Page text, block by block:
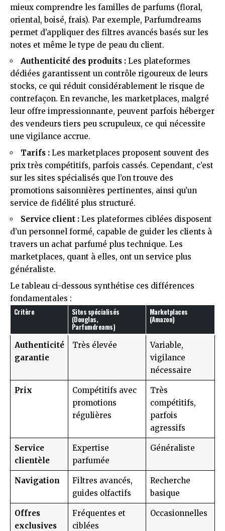
mieux comprendre les familles de parfums (floral,
oriental, boisé, frais). Par exemple, Parfumdreams
permet d’appliquer des filtres avancés basés sur les
notes et même le type de peau du client.
Authenticité des produits : Les plateformes
dédiées garantissent un contrôle rigoureux de leurs
stocks, ce qui réduit considérablement le risque de
contrefaçon. En revanche, les marketplaces, malgré
leur offre impressionnante, peuvent parfois héberger
des vendeurs tiers peu scrupuleux, ce qui nécessite
une vigilance accrue.
Tarifs : Les marketplaces proposent souvent des
prix très compétitifs, parfois cassés. Cependant, c’est
sur les sites spécialisés que l’on trouve des
promotions saisonnières pertinentes, ainsi qu’un
service de fidélité plus structuré.
Service client : Les plateformes ciblées disposent
d’un personnel formé, capable de guider les clients à
travers un achat parfumé plus technique. Les
marketplaces, quant à elles, ont un service plus
généraliste.
Le tableau ci-dessous synthétise ces différences
fondamentales :
Critère Sites spécialisés
(Douglas,
Parfumdreams)
Marketplaces
(Amazon)
Authenticité
garantie
Très élevée
Variable,
vigilance
nécessaire
Prix
Compétitifs avec
promotions
régulières
Très
compétitifs,
parfois
agressifs
Service
clientèle
Expertise
parfumée
Généraliste
Navigation
Filtres avancés,
guides olfactifs
Recherche
basique
Offres
exclusives
Fréquentes et
ciblées
Occasionnelles